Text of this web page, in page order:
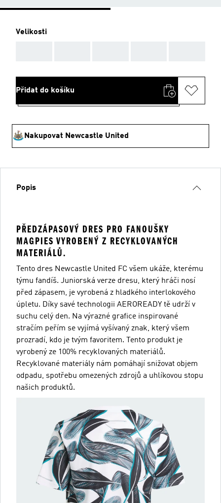
Velikosti
Přidat do košíku
Nakupovat Newcastle United
Popis
PŘEDZÁPASOVÝ DRES PRO FANOUŠKY
MAGPIES VYROBENÝ Z RECYKLOVANÝCH
MATERIÁLŮ.
Tento dres Newcastle United FC všem ukáže, kterému
týmu fandíš. Juniorská verze dresu, který hráči nosí
před zápasem, je vyrobená z hladkého interlokového
úpletu. Díky savé technologii AEROREADY tě udrží v
suchu celý den. Na výrazné grafice inspirované
stračím peřím se vyjímá vyšívaný znak, který všem
prozradí, kdo je tvým favoritem. Tento produkt je
vyrobený ze 100% recyklovaných materiálů.
Recyklované materiály nám pomáhají snižovat objem
odpadu, spotřebu omezených zdrojů a uhlíkovou stopu
našich produktů.